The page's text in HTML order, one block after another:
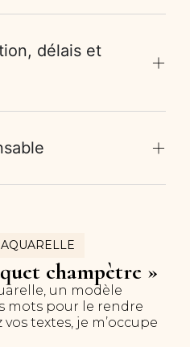
délais et
champètre »
un modèle
mots pour le rendre
textes, je m’occupe